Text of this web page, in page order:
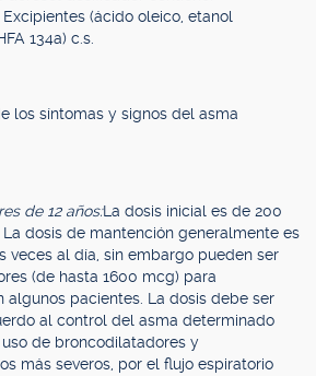
(ácido oleico, etanol
134a) c.s.
los síntomas y signos del asma
de 12 años:La dosis inicial es de 200
dosis de mantención generalmente es
veces al día, sin embargo pueden ser
(de hasta 1600 mcg) para
algunos pacientes. La dosis debe ser
al control del asma determinado
de broncodilatadores y
más severos, por el flujo espiratorio